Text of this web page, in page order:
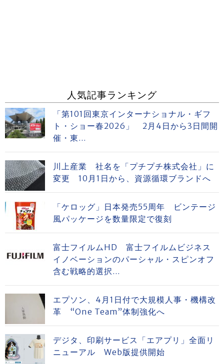
人気記事ランキング
「第101回東京インターナショナル・ギフ
ト・ショー春2026」 2月4日から3日間開
催・東...
川上産業 社名を「プチプチ株式会社」に
変更 10月1日から、資源循環ブランドへ
「ケロッグ」日本発売55周年 ビンテージ
風パッケージを数量限定で復刻
富士フイルムHD 富士フイルムビジネス
イノベーションのパーシャル・スピンオフ
含む戦略的選択...
エプソン、4月1日付で大規模人事・機構改
革 “One Team”体制強化へ
デジタ、印刷サービス「エアプリ」全面リ
ニューアル Web版提供開始